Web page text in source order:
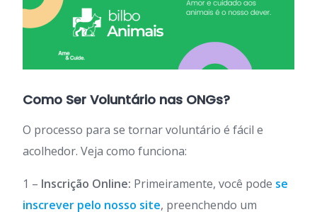
Como Ser Voluntário nas ONGs?
O processo para se tornar voluntário é fácil e
acolhedor. Veja como funciona:
1 – Inscrição Online: Primeiramente, você pode se
inscrever pelo nosso site, preenchendo um